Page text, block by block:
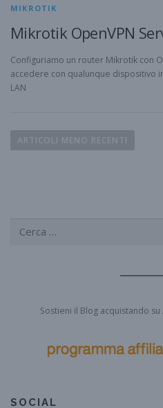
MIKROTIK
Mikrotik OpenVPN
Configuriamo un router Mikrotik con
accedere con qualunque dispositivo
LAN
aARTICOLI MENO RECENTI
per:
Sostieni il Blog acquistando
SOCIAL